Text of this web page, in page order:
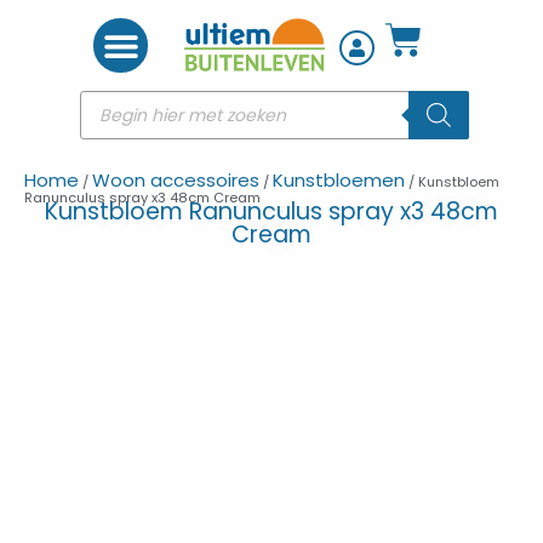
Home /Woon accessoires /Kunstbloemen / Kunstbloem
Ranunculus spray x3 48cm Cream
Kunstbloem Ranunculus spray x3 48cm
Cream